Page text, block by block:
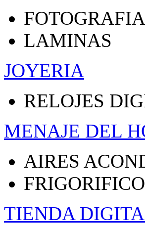
FOTOGRAFIA
LAMINAS
JOYERIA
RELOJES
MENAJE DEL
AIRES
TIENDA